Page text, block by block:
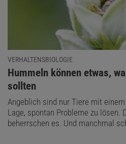
VERHALTENSBIOLOGIE
:
Hummeln können etwas,
sollten
Angeblich sind nur Tiere mit
Lage, spontan Probleme zu lösen.
beherrschen es. Und manchmal